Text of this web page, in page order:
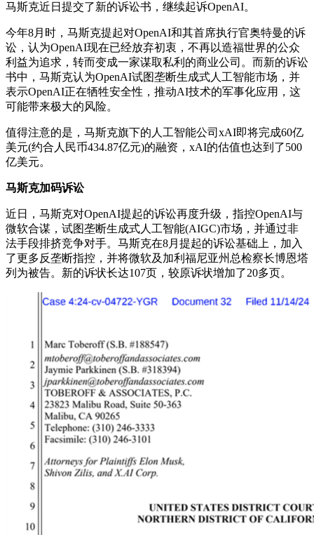
马斯克近日提交了新的诉讼书，继续起诉OpenAI。
今年8月时，马斯克提起对OpenAI和其首席执行官奥特曼的诉
讼，认为OpenAI现在已经放弃初衷，不再以造福世界的公众
利益为追求，转而变成一家谋取私利的商业公司。而新的诉讼
书中，马斯克认为OpenAI试图垄断生成式人工智能市场，并
表示OpenAI正在牺牲安全性，推动AI技术的军事化应用，这
可能带来极大的风险。
值得注意的是，马斯克旗下的人工智能公司xAI即将完成60亿
美元(约合人民币434.87亿元)的融资，xAI的估值也达到了500
亿美元。
马斯克加码诉讼
近日，马斯克对OpenAI提起的诉讼再度升级，指控OpenAI与
微软合谋，试图垄断生成式人工智能(AIGC)市场，并通过非
法手段排挤竞争对手。马斯克在8月提起的诉讼基础上，加入
了更多反垄断指控，并将微软及加利福尼亚州总检察长博恩塔
列为被告。新的诉状长达107页，较原诉状增加了20多页。